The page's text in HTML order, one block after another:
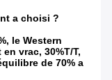
a choisi ?
le Western
vrac, 30%T/T,
de 70% a